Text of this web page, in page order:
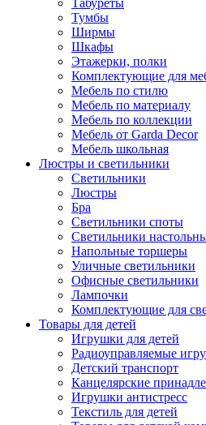
Табуреты
Тумбы
Ширмы
Шкафы
Этажерки, полки
Комплектующие для
Мебель по стилю
Мебель по материалу
Мебель по коллекции
Мебель от Garda Decor
Мебель школьная
Люстры и светильники
Светильники
Люстры
Бра
Светильники споты
Светильники
Напольные торшеры
Уличные светильники
Офисные светильники
Лампочки
Комплектующие для
Товары для детей
Игрушки для детей
Радиоуправляемые
Детский транспорт
Канцелярские
Игрушки антистресс
Текстиль для детей